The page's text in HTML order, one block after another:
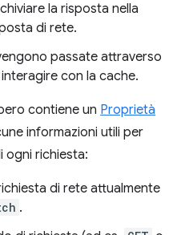
la risposta nella
di rete.
passate attraverso
con la cache.
contiene un Proprietà
informazioni utili per
ogni richiesta:
di rete attualmente
.